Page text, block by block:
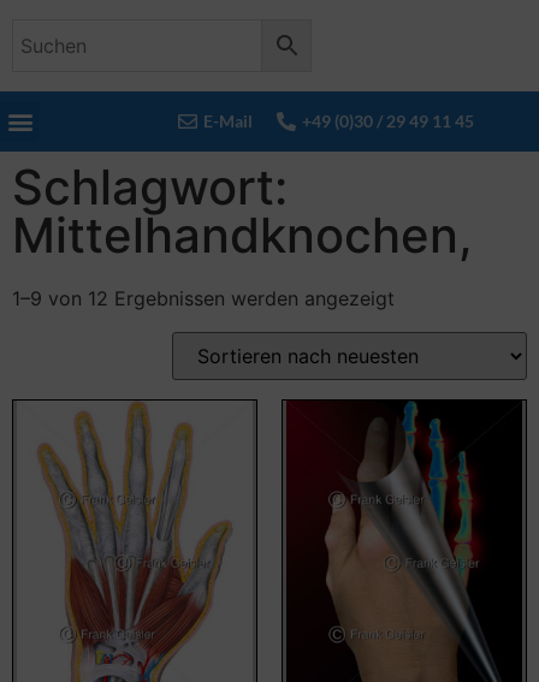
E-Mail +49 (0)30 / 29 49 11 45
Schlagwort:
Mittelhandknochen,
1–9 von 12 Ergebnissen werden angezeigt